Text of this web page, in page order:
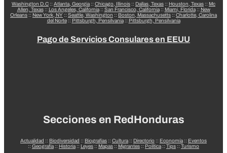
Washington D.C :: Atlanta, Georgia :: Chicago, Illinois :: Dallas, Texas :: Houston, Texas :: Mc
Allen, Texas:: Los Angeles, California:: San Francisco, California:: Miami, Florida:: New
Orleans :: New York, NY :: Seattle, Washington :: Boston, Massachusetts :: Charlotte, Carolina
del Norte:: Pittsburgh, Pensilvania:: Pittsburgh, Pensilvania
Pago de Servicios Consulares en EEUU
Secciones en RedHonduras
Actualidad :: Biodiversidad :: Biografías :: Cultura :: Directorio :: Economía :: Eventos
:: Geografía :: Historia :: Leyes :: Mapas :: Migrantes :: Política :: Tips :: Turismo